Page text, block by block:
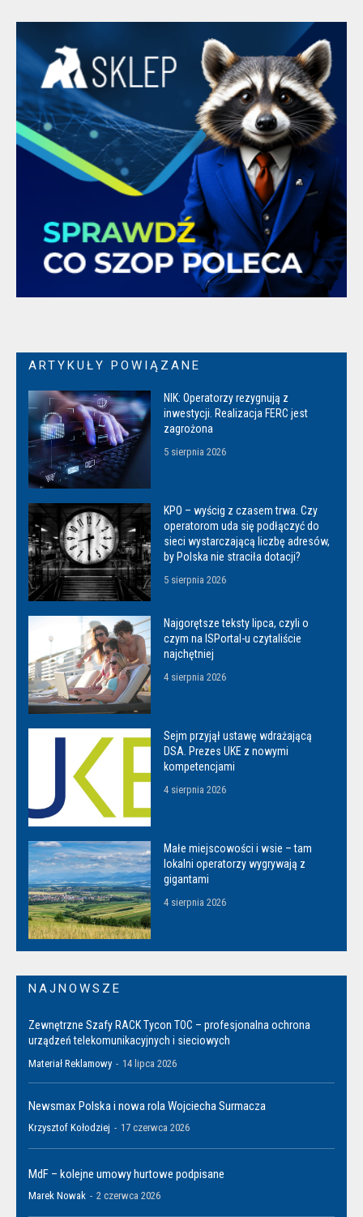
ARTYKUŁY POWIĄZANE
NIK: Operatorzy rezygnują z
inwestycji. Realizacja FERC jest
zagrożona
5 sierpnia 2026
KPO – wyścig z czasem trwa. Czy
operatorom uda się podłączyć do
sieci wystarczającą liczbę adresów,
by Polska nie straciła dotacji?
5 sierpnia 2026
Najgorętsze teksty lipca, czyli o
czym na ISPortal-u czytaliście
najchętniej
4 sierpnia 2026
Sejm przyjął ustawę wdrażającą
DSA. Prezes UKE z nowymi
kompetencjami
4 sierpnia 2026
Małe miejscowości i wsie – tam
lokalni operatorzy wygrywają z
gigantami
4 sierpnia 2026
NAJNOWSZE
Zewnętrzne Szafy RACK Tycon TOC – profesjonalna ochrona
urządzeń telekomunikacyjnych i sieciowych
Materiał Reklamowy - 14 lipca 2026
Newsmax Polska i nowa rola Wojciecha Surmacza
Krzysztof Kołodziej - 17 czerwca 2026
MdF – kolejne umowy hurtowe podpisane
Marek Nowak - 2 czerwca 2026